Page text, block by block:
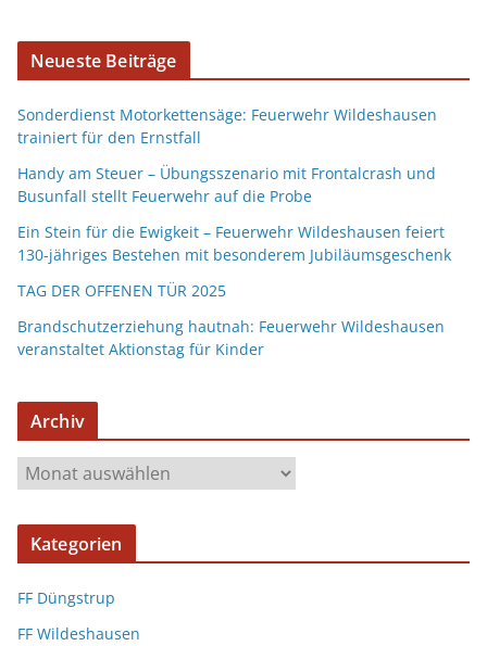
Neueste Beiträge
Sonderdienst Motorkettensäge: Feuerwehr Wildeshausen
trainiert für den Ernstfall
Handy am Steuer – Übungsszenario mit Frontalcrash und
Busunfall stellt Feuerwehr auf die Probe
Ein Stein für die Ewigkeit – Feuerwehr Wildeshausen feiert
130-jähriges Bestehen mit besonderem Jubiläumsgeschenk
TAG DER OFFENEN TÜR 2025
Brandschutzerziehung hautnah: Feuerwehr Wildeshausen
veranstaltet Aktionstag für Kinder
Archiv
Kategorien
FF Düngstrup
FF Wildeshausen